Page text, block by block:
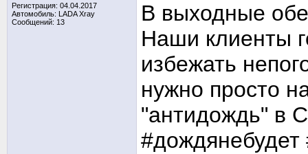
Регистрация: 04.04.2017
Автомобиль: LADA Xray
Сообщений: 13
В выходные
Наши клиенты
избежать
нужно просто
"антидождь" в
#дождянебудет